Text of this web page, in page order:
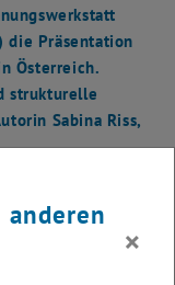
die Präsentation
Österreich.
strukturelle
Sabina Riss,
×